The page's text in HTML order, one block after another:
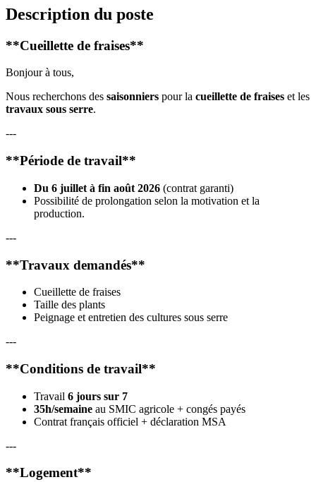
Description du poste
**Cueillette de fraises**
Bonjour à tous,
Nous recherchons des saisonniers pour la cueillette de fraises et les
travaux sous serre.
---
**Période de travail**
Du 6 juillet à fin août 2026 (contrat garanti)
Possibilité de prolongation selon la motivation et la
production.
---
**Travaux demandés**
Cueillette de fraises
Taille des plants
Peignage et entretien des cultures sous serre
---
**Conditions de travail**
Travail 6 jours sur 7
35h/semaine au SMIC agricole + congés payés
Contrat français officiel + déclaration MSA
---
**Logement**